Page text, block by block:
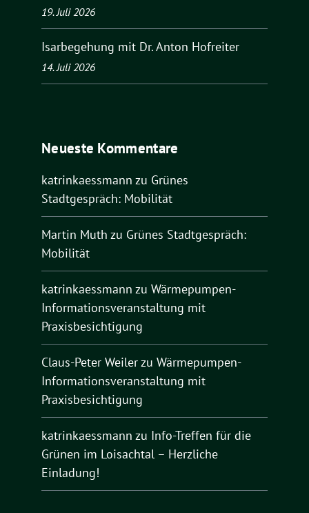
19. Juli 2026
Isarbegehung mit Dr. Anton Hofreiter
14. Juli 2026
Neueste Kommentare
katrinkaessmann zu Grünes
Stadtgespräch: Mobilität
Martin Muth zu Grünes Stadtgespräch:
Mobilität
katrinkaessmann zu Wärmepumpen-
Informationsveranstaltung mit
Praxisbesichtigung
Claus-Peter Weilerzu Wärmepumpen-
Informationsveranstaltung mit
Praxisbesichtigung
katrinkaessmann zu Info-Treffen für die
Grünen im Loisachtal – Herzliche
Einladung!